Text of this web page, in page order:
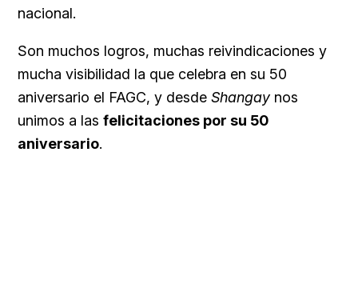
nacional.
Son muchos logros, muchas reivindicaciones y
mucha visibilidad la que celebra en su 50
aniversario el FAGC, y desde Shangay nos
unimos a las felicitaciones por su 50
aniversario.